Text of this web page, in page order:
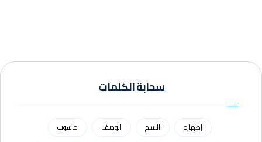
سحابة الكلمات
إظهاره الاسم الوصف
حاسوب